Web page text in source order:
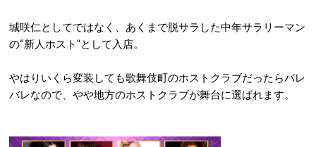
城咲仁としてではなく、あくまで脱サラした中年サラリーマン
の“新人ホスト”として入店。
やはりいくら変装しても歌舞伎町のホストクラブだったらバレ
バレなので、やや地方のホストクラブが舞台に選ばれます。